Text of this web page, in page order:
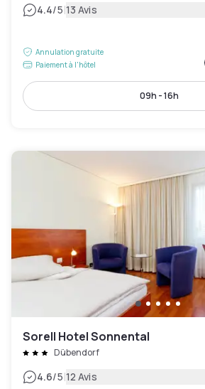
4.4/5|13 Avis
Annulation gratuite
Paiement à l'hôtel
09h - 16h
Sorell Hotel Sonnental
Dübendorf
4.6/5|12 Avis